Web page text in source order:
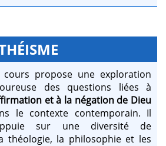
cours propose une exploration
des questions liées à
et à la négation de Dieu
le contexte contemporain. Il
sur une diversité de
théologie, la philosophie et les